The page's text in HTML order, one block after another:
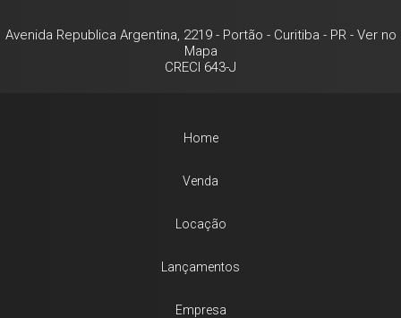
Avenida Republica Argentina, 2219- Portão - Curitiba - PR- Ver no
Mapa
CRECI 643-J
Home
Venda
Locação
Lançamentos
Empresa